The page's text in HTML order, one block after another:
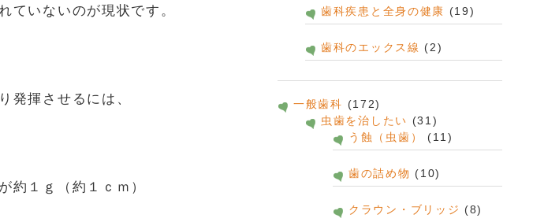
ていないのが現状です。
発揮させるには、
約１ｇ（約１ｃｍ）
歯科疾患と全身の健康 (19)
歯科のエックス線 (2)
一般歯科 (172)
虫歯を治したい (31)
う蝕（虫歯）
(11)
歯の詰め物 (10)
クラウン・ブリッジ (8)